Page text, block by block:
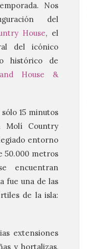
Nos
del
House, el
del icónico
histórico de
House &
15 minutos
Molí Country
entorno
50.000 metros
encuentran
fue una de las
de la isla:
extensiones
y hortalizas,